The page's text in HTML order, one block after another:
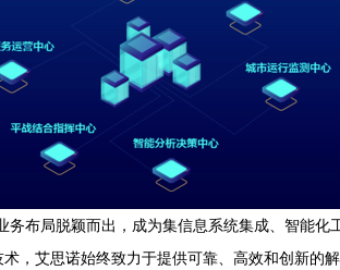
布局脱颖而出，成为集信息系统集成、智能化
，艾思诺始终致力于提供可靠、高效和创新的